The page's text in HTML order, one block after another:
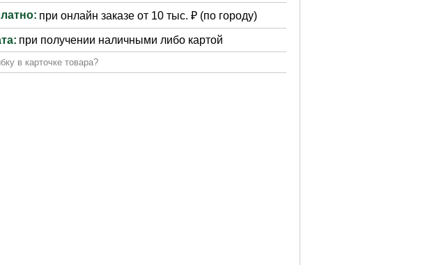
при онлайн заказе от 10 тыс. ₽ (по городу)
при получении наличными либо картой
в карточке товара?